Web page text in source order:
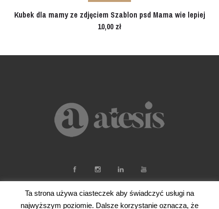
Kubek dla mamy ze zdjęciem Szablon psd Mama wie lepiej
10,00 zł
Ta strona używa ciasteczek aby świadczyć usługi na
najwyższym poziomie. Dalsze korzystanie oznacza, że